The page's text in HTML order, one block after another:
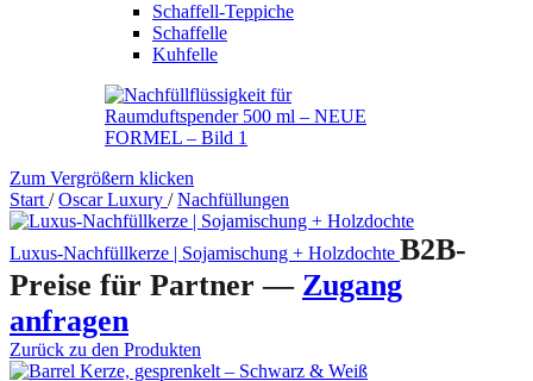
Schaffell-Teppiche
Schaffelle
Kuhfelle
Zum Vergrößern klicken
Start / Oscar Luxury / Nachfüllungen
Luxus-Nachfüllkerze | Sojamischung + Holzdochte B2B-
Preise für Partner — Zugang
anfragen
Zurück zu den Produkten